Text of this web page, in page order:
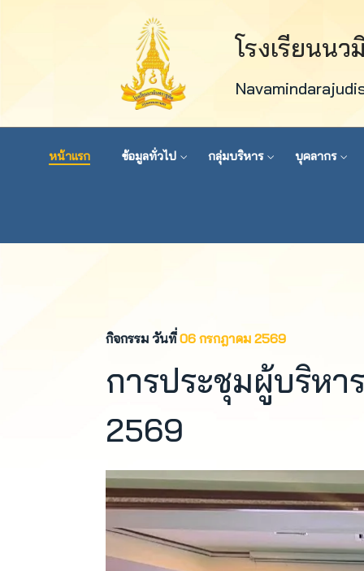
โรงเรียนน
หน้าแรก ข้อมูลทั่วไป กลุ่มบริหาร บุคลากร
กิจกรรม วันที่06 กรกฎาคม 2569
การประชุมผู้บริห
2569